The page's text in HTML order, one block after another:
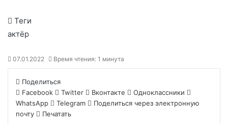
Теги
актёр
07.01.2022 Время чтения: 1 минута
Поделиться
Facebook
Twitter Вконтакте
Одноклассники
WhatsApp
Telegram
Поделиться через электронную
почту
Печатать